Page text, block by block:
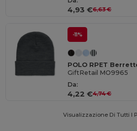
4,93 €6,63 €
-11%
POLO RPET
GiftRetail MO9965
Da:
4,22 €4,74 €
Visualizzazione Di Tutti I